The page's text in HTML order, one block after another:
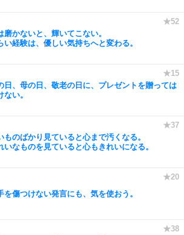
磨かないと、輝いてこない。
い経験は、優しい気持ちへと変わる。
日、母の日、敬老の日に、プレゼントを贈っては
ない。
ものばかり見ていると心まで汚くなる。
いなものを見ていると心もきれいになる。
を傷つけない発言にも、気を使おう。